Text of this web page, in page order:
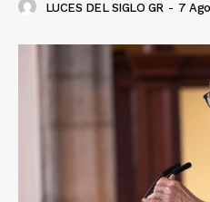
LUCES DEL SIGLO GR - 7